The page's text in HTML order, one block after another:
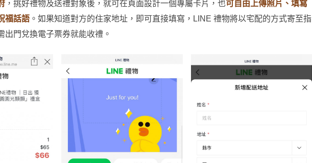
，挑好禮物及送禮對象後，就可在頁面設計一個專屬卡片，也可自由上傳照片、填寫
福話語 。如果知道對方的住家地址，即可直接填寫，LINE 禮物將以宅配的方式寄至指
出門兌換電子票券就能收禮。